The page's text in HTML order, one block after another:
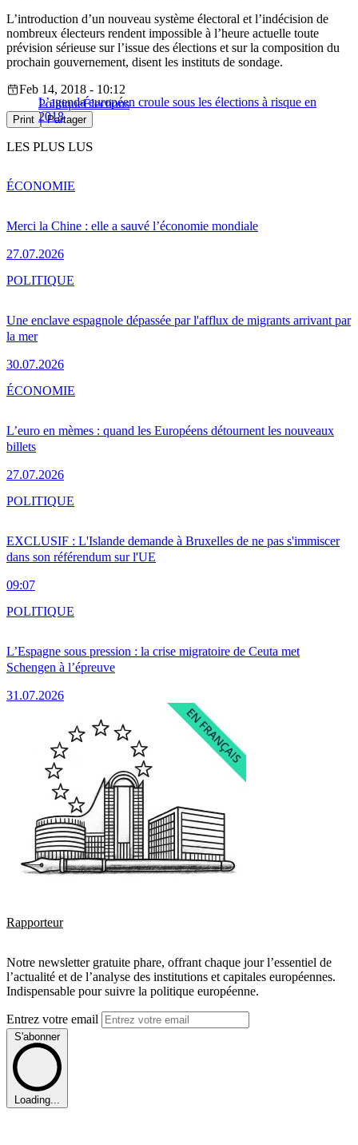
L’introduction d’un nouveau système électoral et l’indécision de
nombreux électeurs rendent impossible à l’heure actuelle toute
prévision sérieuse sur l’issue des élections et sur la composition du
prochain gouvernement, disent les instituts de sondage.
L’agenda européen croule sous les élections à risque en
2018
Feb 14, 2018 - 10:12
PolitiqueÉlections
Print Partager
LES PLUS LUS
Merci la Chine : elle a sauvé l’économie mondiale
27.07.2026
ÉCONOMIE
Une enclave espagnole dépassée par l'afflux de migrants arrivant par
la mer
30.07.2026
POLITIQUE
L’euro en mèmes : quand les Européens détournent les nouveaux
billets
27.07.2026
ÉCONOMIE
EXCLUSIF : L'Islande demande à Bruxelles de ne pas s'immiscer
dans son référendum sur l'UE
09:07
POLITIQUE
L’Espagne sous pression : la crise migratoire de Ceuta met
Schengen à l’épreuve
31.07.2026
POLITIQUE
Rapporteur
Notre newsletter gratuite phare, offrant chaque jour l’essentiel de
l’actualité et de l’analyse des institutions et capitales européennes.
Indispensable pour suivre la politique européenne.
Entrez votre email
S'abonner
Loading...